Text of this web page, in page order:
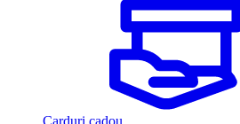
Carduri cadou